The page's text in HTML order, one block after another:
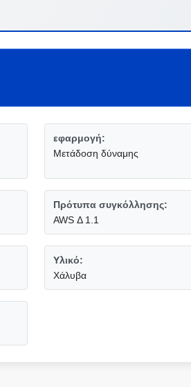
εφαρμογή:
Μετάδοση δύναμης
Πρότυπα συγκόλλησης:
AWS Δ 1.1
Υλικό:
Χάλυβα